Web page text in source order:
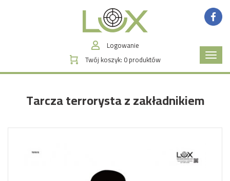
Logowanie
Twój koszyk: 0produktów
menu
Tarcza terrorysta z zakładnikiem